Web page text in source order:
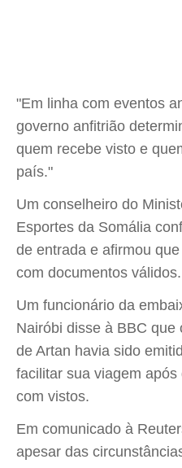
"Em linha com eventos
governo anfitrião
quem recebe visto e
país."
Um conselheiro do
Esportes da Somália
de entrada e afirmou
com documentos válidos.
Um funcionário da
Nairóbi disse à BBC
de Artan havia sido
facilitar sua viagem
com vistos.
Em comunicado à
apesar das